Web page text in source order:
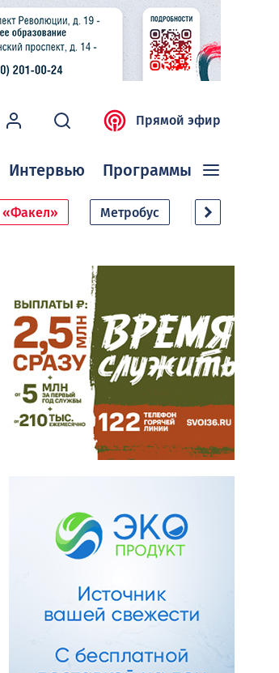
Прямой эфир
Интервью Программы
«Факел» Метробус Дачный